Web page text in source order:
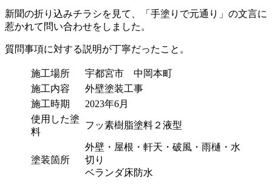
新聞の折り込みチラシを見て、「手塗りで元通り」の文言に
惹かれて問い合わせをしました。
質問事項に対する説明が丁寧だったこと。
施工場所
宇都宮市 中岡本町
施工内容
外壁塗装工事
施工時期
2023年6月
使用した塗
料
フッ素樹脂塗料２液型
塗装箇所
外壁・屋根・軒天・破風・雨樋・水
切り
ベランダ床防水